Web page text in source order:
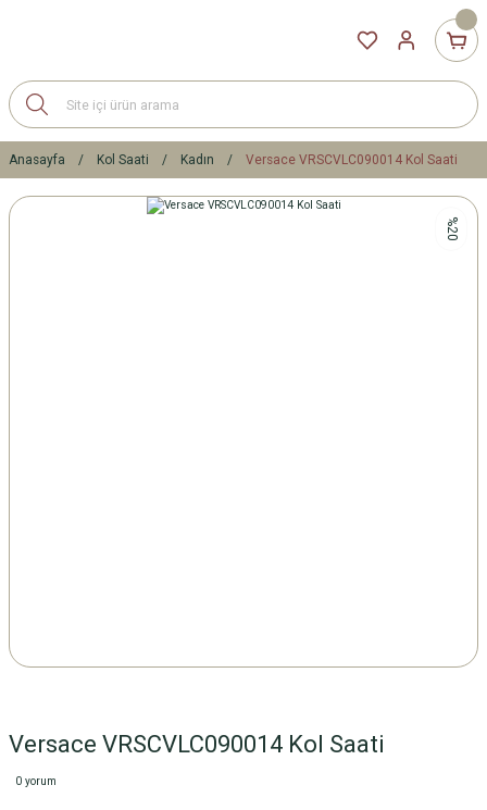
Anasayfa Kol Saati Kadın Versace VRSCVLC090014 Kol Saati
%20
Versace VRSCVLC090014 Kol Saati
0 yorum